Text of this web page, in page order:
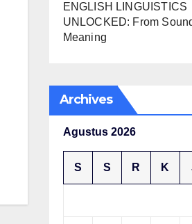
ENGLISH LINGUISTICS
UNLOCKED: From
Meaning
Archives
Agustus 2026
S S R K